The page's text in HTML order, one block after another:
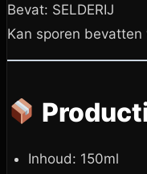
Bevat: SELDERIJ
Kan sporen
Inhoud: 150ml